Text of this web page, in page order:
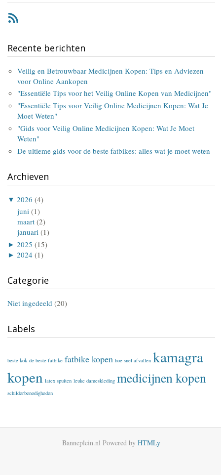
Recente berichten
Veilig en Betrouwbaar Medicijnen Kopen: Tips en Adviezen
voor Online Aankopen
"Essentiële Tips voor het Veilig Online Kopen van Medicijnen"
"Essentiële Tips voor Veilig Online Medicijnen Kopen: Wat Je
Moet Weten"
"Gids voor Veilig Online Medicijnen Kopen: Wat Je Moet
Weten"
De ultieme gids voor de beste fatbikes: alles wat je moet weten
Archieven
▼ 2026 (4)
juni (1)
maart (2)
januari (1)
► 2025 (15)
► 2024 (1)
Categorie
Niet ingedeeld (20)
Labels
beste kok de beste fatbike fatbike kopen hoe snel afvallen kamagra
kopen latex spuiten leuke dameskleding medicijnen kopen
schilderbenodigheden
Banneplein.nl Powered byHTMLy